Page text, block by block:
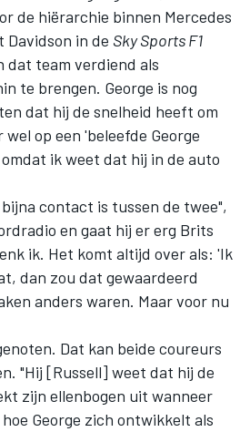
de hiërarchie binnen Mercedes
Davidson in de Sky Sports F1
dat team verdiend als
te brengen. George is nog
dat hij de snelheid heeft om
op een 'beleefde George
ik weet dat hij in de auto
contact is tussen de twee",
en gaat hij er erg Brits
ik. Het komt altijd over als: 'Ik
dan zou dat gewaardeerd
anders waren. Maar voor nu
Dat kan beide coureurs
"Hij [Russell] weet dat hij de
zijn ellenbogen uit wanneer
George zich ontwikkelt als